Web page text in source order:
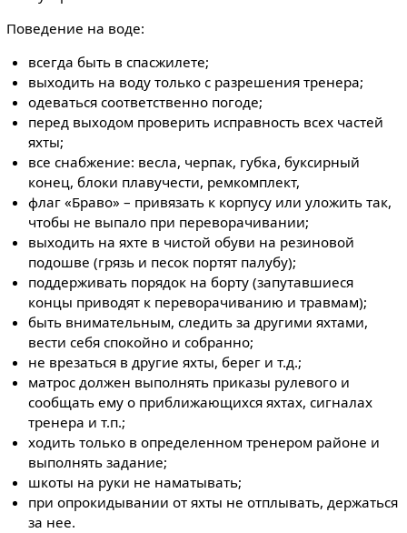
Поведение на воде:
всегда быть в спасжилете;
выходить на воду только с разрешения тренера;
одеваться соответственно погоде;
перед выходом проверить исправность всех частей
яхты;
все снабжение: весла, черпак, губка, буксирный
конец, блоки плавучести, ремкомплект,
флаг «Браво» – привязать к корпусу или уложить так,
чтобы не выпало при переворачивании;
выходить на яхте в чистой обуви на резиновой
подошве (грязь и песок портят палубу);
поддерживать порядок на борту (запутавшиеся
концы приводят к переворачиванию и травмам);
быть внимательным, следить за другими яхтами,
вести себя спокойно и собранно;
не врезаться в другие яхты, берег и т.д.;
матрос должен выполнять приказы рулевого и
сообщать ему о приближающихся яхтах, сигналах
тренера и т.п.;
ходить только в определенном тренером районе и
выполнять задание;
шкоты на руки не наматывать;
при опрокидывании от яхты не отплывать, держаться
за нее.